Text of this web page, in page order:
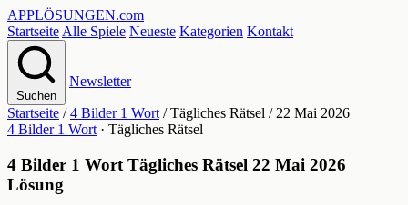
APPLÖSUNGEN.com
Startseite Alle Spiele Neueste Kategorien Kontakt
Suchen
Newsletter
Startseite / 4 Bilder 1 Wort / Tägliches Rätsel / 22 Mai 2026
4 Bilder 1 Wort · Tägliches Rätsel
4 Bilder 1 Wort Tägliches Rätsel 22 Mai 2026
Lösung